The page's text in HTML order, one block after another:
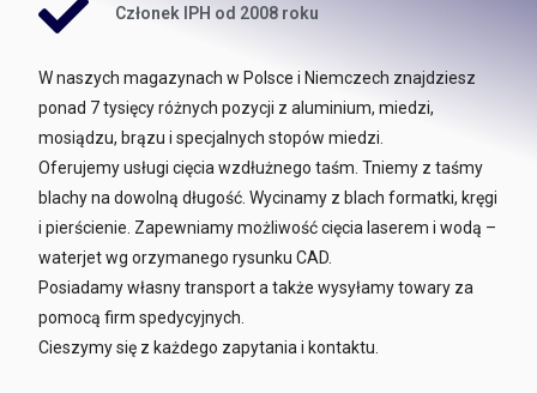
Członek IPH od 2008 roku
W naszych magazynach w Polsce i Niemczech znajdziesz
ponad 7 tysięcy różnych pozycji z aluminium, miedzi,
mosiądzu, brązu i specjalnych stopów miedzi.
Oferujemy usługi cięcia wzdłużnego taśm. Tniemy z taśmy
blachy na dowolną długość. Wycinamy z blach formatki, kręgi
i pierścienie. Zapewniamy możliwość cięcia laserem i wodą –
waterjet wg orzymanego rysunku CAD.
Posiadamy własny transport a także wysyłamy towary za
pomocą firm spedycyjnych.
Cieszymy się z każdego zapytania i kontaktu.